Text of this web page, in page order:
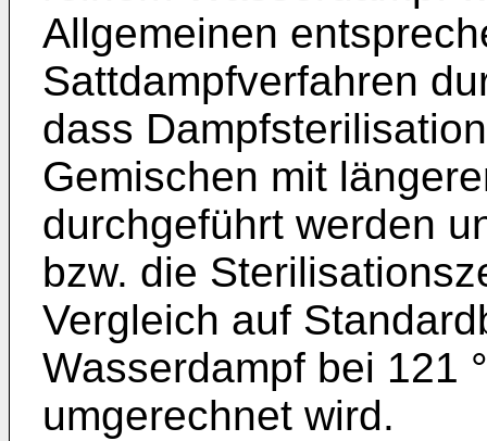
Allgemeinen
Sattdampfverfahren
dass
Gemischen mit
durchgeführt werden
bzw. die
Vergleich auf
Wasserdampf bei 121
umgerechnet wird.